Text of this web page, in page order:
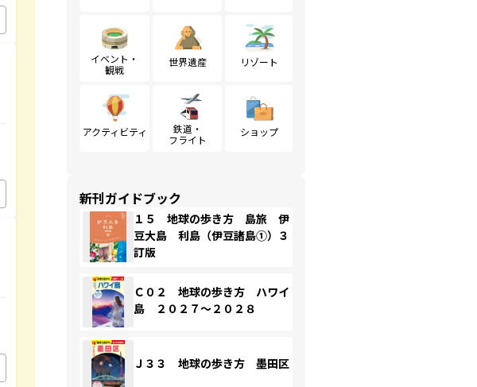
イベント・
観戦
世界遺産 リゾート
アクティビティ
鉄道・
フライト
ショップ
新刊ガイドブック
１５ 地球の歩き方 島旅 伊
豆大島 利島（伊豆諸島①）３
訂版
Ｃ０２ 地球の歩き方 ハワイ
島 ２０２７～２０２８
Ｊ３３ 地球の歩き方 墨田区